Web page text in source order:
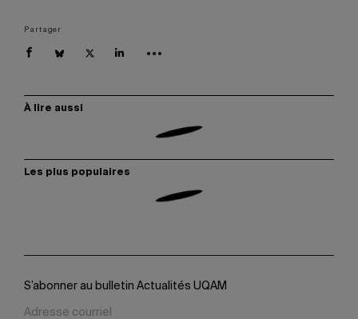
Partager
À lire aussi
Les plus populaires
S’abonner au bulletin Actualités UQAM